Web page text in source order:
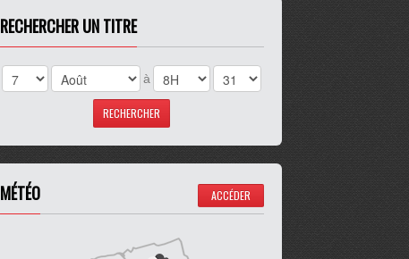
RECHERCHER UN TITRE
à
MÉTÉO ACCÉDER